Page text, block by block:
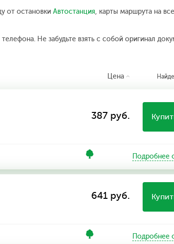
от остановки Автостанция, карты маршрута на
Не забудьте взять с собой оригинал
Цена
387 руб.
Подробнее
641 руб.
Подробнее